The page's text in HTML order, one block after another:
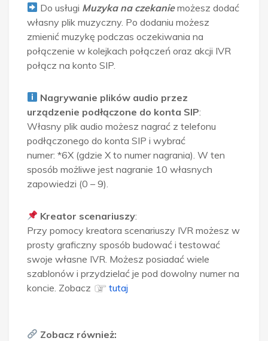
Do usługi Muzyka na czekaniemożesz dodać
własny plik muzyczny. Po dodaniu możesz
zmienić muzykę podczas oczekiwania na
połączenie w kolejkach połączeń oraz akcji IVR
połącz na konto SIP.
Nagrywanie plików audio przez
urządzenie podłączone do konta SIP:
Własny plik audio możesz nagrać z telefonu
podłączonego do konta SIP i wybrać
numer: *6X (gdzie X to numer nagrania). W ten
sposób możliwe jest nagranie 10 własnych
zapowiedzi (0 – 9).
Kreator scenariuszy:
Przy pomocy kreatora scenariuszy IVR możesz w
prosty graficzny sposób budować i testować
swoje własne IVR. Możesz posiadać wiele
szablonów i przydzielać je pod dowolny numer na
koncie. Zobacz
tutaj
Zobacz również: